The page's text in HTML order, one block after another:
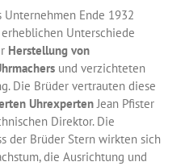
Unternehmen Ende 1932
Unterschiede
Herstellung von
und verzichteten
Die Brüder vertrauten diese
UhrexpertenJean Pfister
Direktor. Die
der Brüder Stern wirkten sich
die Ausrichtung und